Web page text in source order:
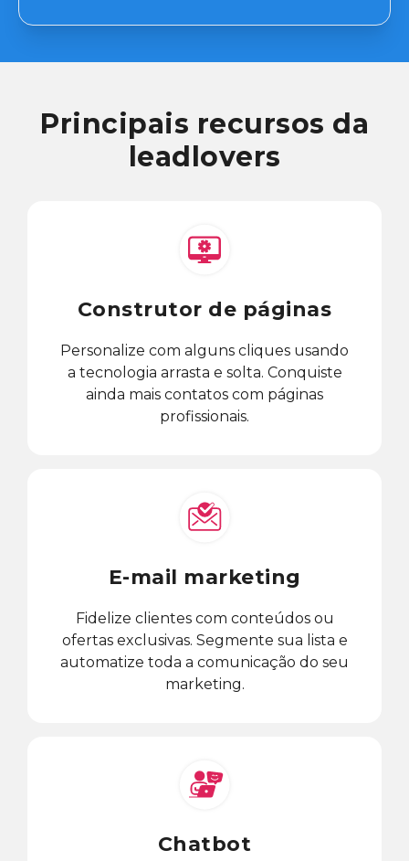
Principais recursos da
leadlovers
Construtor de páginas
Personalize com alguns cliques usando
a tecnologia arrasta e solta. Conquiste
ainda mais contatos com páginas
profissionais.
E-mail marketing
Fidelize clientes com conteúdos ou
ofertas exclusivas. Segmente sua lista e
automatize toda a comunicação do seu
marketing.
Chatbot